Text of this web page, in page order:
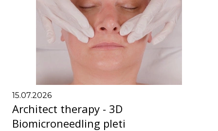
15.07.2026
Architect therapy - 3D
Biomicroneedling pleti